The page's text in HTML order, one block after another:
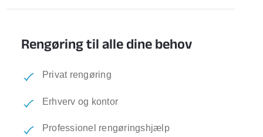
Rengøring til alle dine behov
Privat rengøring
Erhverv og kontor
Professionel rengøringshjælp